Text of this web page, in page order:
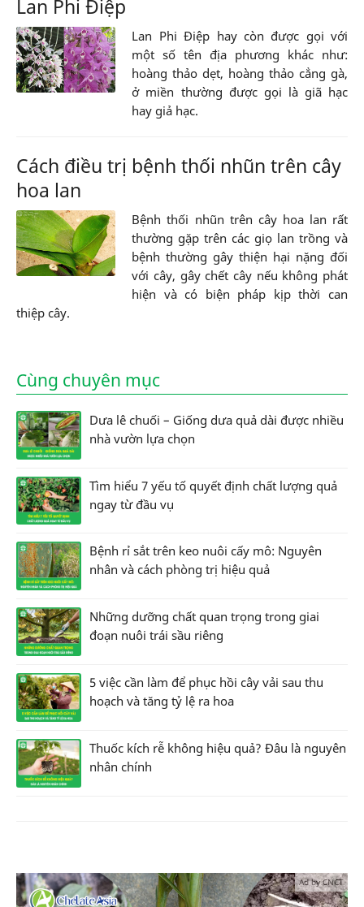
Lan Phi Điệp
Lan Phi Điệp hay còn được gọi với
một số tên địa phương khác như:
hoàng thảo dẹt, hoàng thảo cẳng gà,
ở miền thường được gọi là giã hạc
hay giả hạc.
Cách điều trị bệnh thối nhũn trên cây
hoa lan
Bệnh thối nhũn trên cây hoa lan rất
thường gặp trên các giọ lan trồng và
bệnh thường gây thiện hại nặng đối
với cây, gây chết cây nếu không phát
hiện và có biện pháp kịp thời can
thiệp cây.
Cùng chuyên mục
Dưa lê chuối – Giống dưa quả dài được nhiều
nhà vườn lựa chọn
Tìm hiểu 7 yếu tố quyết định chất lượng quả
ngay từ đầu vụ
Bệnh rỉ sắt trên keo nuôi cấy mô: Nguyên
nhân và cách phòng trị hiệu quả
Những dưỡng chất quan trọng trong giai
đoạn nuôi trái sầu riêng
5 việc cần làm để phục hồi cây vải sau thu
hoạch và tăng tỷ lệ ra hoa
Thuốc kích rễ không hiệu quả? Đâu là nguyên
nhân chính
Ad by CNCT